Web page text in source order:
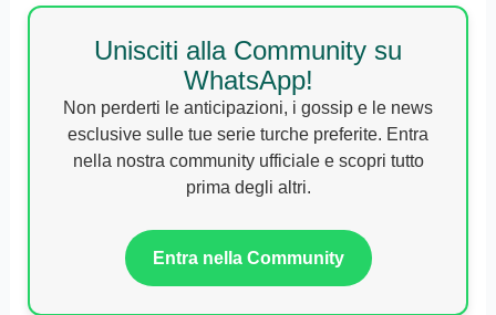
Unisciti alla Community su
WhatsApp!
Non perderti le anticipazioni, i gossip e le news
esclusive sulle tue serie turche preferite. Entra
nella nostra community ufficiale e scopri tutto
prima degli altri.
Entra nella Community